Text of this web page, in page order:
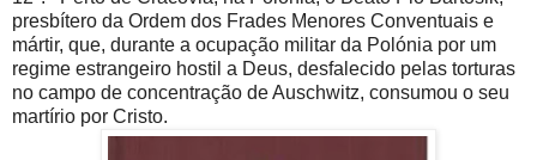
presbítero da Ordem dos Frades Menores Conventuais e
mártir, que, durante a ocupação militar da Polónia por um
regime estrangeiro hostil a Deus, desfalecido pelas torturas
no campo de concentração de Auschwitz, consumou o seu
martírio por Cristo.